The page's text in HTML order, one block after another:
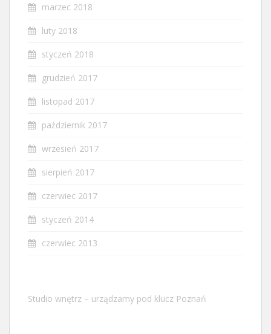
marzec 2018
luty 2018
styczeń 2018
grudzień 2017
listopad 2017
październik 2017
wrzesień 2017
sierpień 2017
czerwiec 2017
styczeń 2014
czerwiec 2013
Studio wnętrz – urządzamy pod klucz Poznań